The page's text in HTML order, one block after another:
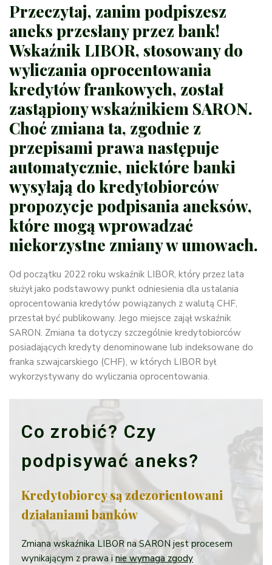
Przeczytaj, zanim podpiszesz
aneks przesłany przez bank!
Wskaźnik LIBOR, stosowany do
wyliczania oprocentowania
kredytów frankowych, został
zastąpiony wskaźnikiem SARON.
Choć zmiana ta, zgodnie z
przepisami prawa następuje
automatycznie, niektóre banki
wysyłają do kredytobiorców
propozycje podpisania aneksów,
które mogą wprowadzać
niekorzystne zmiany w umowach.
Od początku 2022 roku wskaźnik LIBOR, który przez lata
służył jako podstawowy punkt odniesienia dla ustalania
oprocentowania kredytów powiązanych z walutą CHF,
przestał być publikowany. Jego miejsce zajął wskaźnik
SARON. Zmiana ta dotyczy szczególnie kredytobiorców
posiadających kredyty denominowane lub indeksowane do
franka szwajcarskiego (CHF), w których LIBOR był
wykorzystywany do wyliczania oprocentowania.
Co zrobić? Czy
podpisywać aneks?
Kredytobiorcy są zdezorientowani
działaniami banków
Zmiana wskaźnika LIBOR na SARON jest procesem
wynikającym z prawa i nie wymaga zgody